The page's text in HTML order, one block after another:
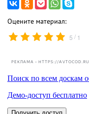
Оцените материал:
5 / 1
РЕКЛАМА • HTTPS://AVTOCOD.RU